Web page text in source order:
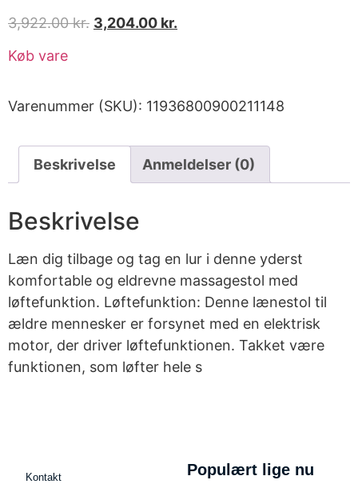
3,922.00kr. 3,204.00 kr.
Køb vare
Varenummer (SKU): 11936800900211148
Beskrivelse Anmeldelser (0)
Beskrivelse
Læn dig tilbage og tag en lur i denne yderst
komfortable og eldrevne massagestol med
løftefunktion. Løftefunktion: Denne lænestol til
ældre mennesker er forsynet med en elektrisk
motor, der driver løftefunktionen. Takket være
funktionen, som løfter hele s
Kontakt Populært lige nu